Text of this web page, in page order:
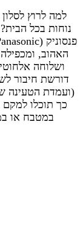
למה לרוץ
האהוב,
ושלוחה
דורשת חיבור
(ועמדת הטעינה
כך תוכלו
במטבח או